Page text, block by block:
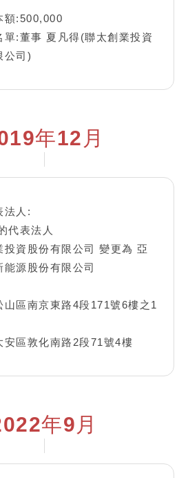
額:500,000
單:董事 夏凡得(聯太創業投資
公司)
年12月
法人:
代表法人
投資股份有限公司 變更為 亞
能源股份有限公司
山區南京東路4段171號6樓之1
安區敦化南路2段71號4樓
年9月